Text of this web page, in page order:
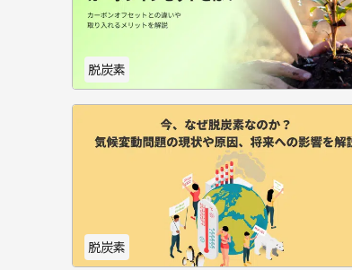
脱炭素
脱炭素